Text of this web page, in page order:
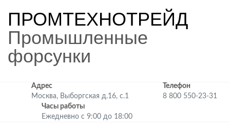
ПРОМТЕХНОТРЕЙД
Промышленные
форсунки
Адрес
Москва, Выборгская д.16, с.1
Телефон
8 800 550-23-31
Часы работы
Ежедневно с 9:00 до 18:00